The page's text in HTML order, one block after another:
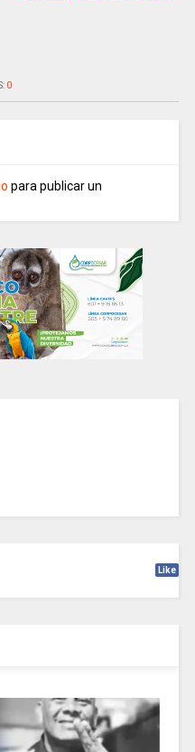
0
para publicar un
Like